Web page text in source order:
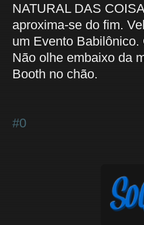
NATURAL DAS
aproxima-se do fim.
um Evento
Não olhe embaixo da
Booth no chão.
#0